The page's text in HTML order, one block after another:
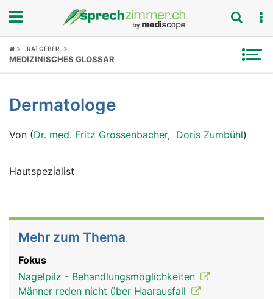
Fokus
Symptome
Untersuchungen
News
RATGEBER
MEDIZINISCHES GLOSSAR
Dermatologe
Von (Dr. med. Fritz Grossenbacher, Doris Zumbühl)
Hautspezialist
Mehr zum Thema
Fokus
Nagelpilz - Behandlungsmöglichkeiten
Männer reden nicht über Haarausfall